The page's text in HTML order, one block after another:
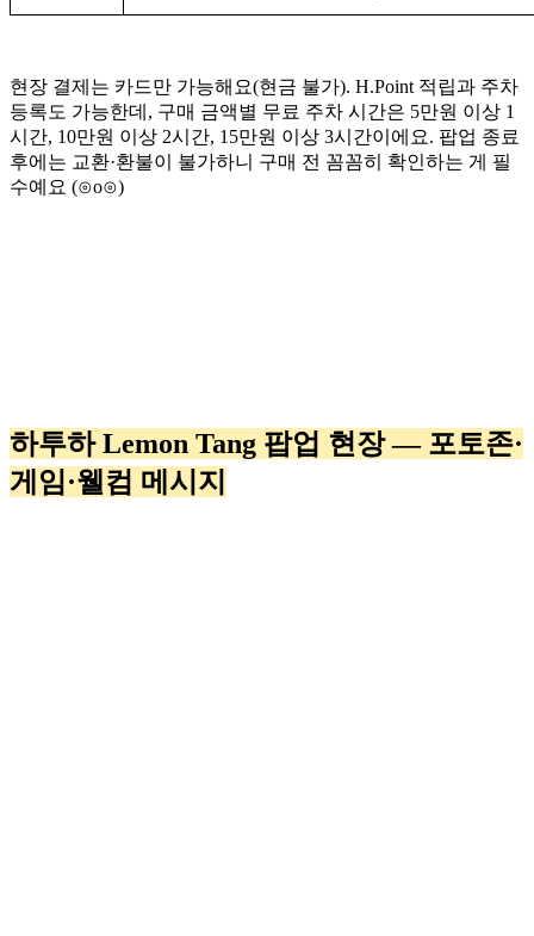
현장 결제는 카드만 가능해요(현금 불가). H.Point 적립과 주차
등록도 가능한데, 구매 금액별 무료 주차 시간은 5만원 이상 1
시간, 10만원 이상 2시간, 15만원 이상 3시간이에요. 팝업 종료
후에는 교환·환불이 불가하니 구매 전 꼼꼼히 확인하는 게 필
수예요 (⊙o⊙)
하투하 Lemon Tang 팝업 현장 — 포토존·
게임·웰컴 메시지